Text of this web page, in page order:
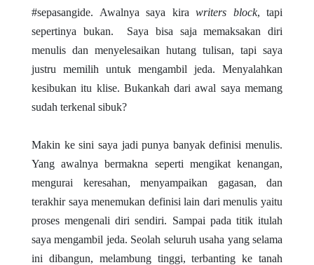
#sepasangide. Awalnya saya kira writers block, tapi
sepertinya bukan.
Saya bisa saja memaksakan diri
menulis dan menyelesaikan hutang tulisan, tapi saya
justru memilih untuk mengambil jeda. Menyalahkan
kesibukan itu klise. Bukankah dari awal saya memang
sudah terkenal sibuk?
Makin ke sini saya jadi punya banyak definisi menulis.
Yang awalnya bermakna seperti mengikat kenangan,
mengurai keresahan, menyampaikan gagasan, dan
terakhir saya menemukan definisi lain dari menulis yaitu
proses mengenali diri sendiri. Sampai pada titik itulah
saya mengambil jeda. Seolah seluruh usaha yang selama
ini dibangun, melambung tinggi, terbanting ke tanah